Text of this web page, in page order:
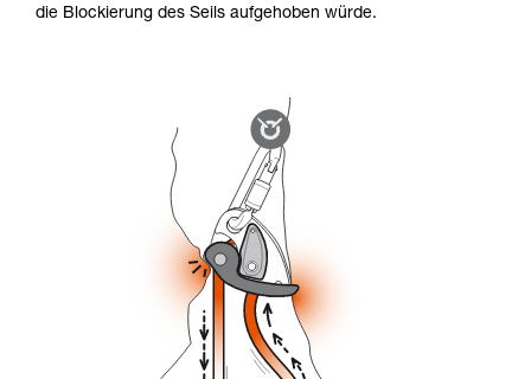
die Blockierung des Seils aufgehoben würde.